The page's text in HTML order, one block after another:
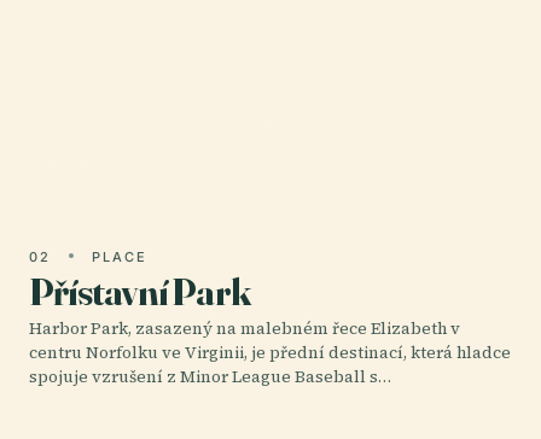
02 PLACE
Přístavní Park
Harbor Park, zasazený na malebném řece Elizabeth v
centru Norfolku ve Virginii, je přední destinací, která hladce
spojuje vzrušení z Minor League Baseball s…